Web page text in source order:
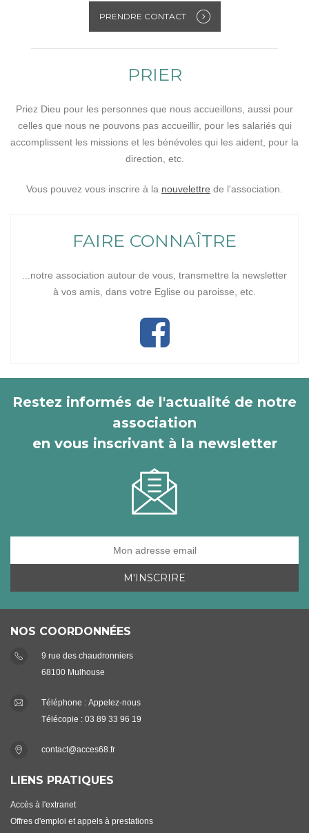
PRENDRE CONTACT
PRIER
Priez Dieu pour les personnes que nous accueillons, aussi pour
celles que nous ne pouvons pas accueillir, pour les salariés qui
accomplissent les missions et les bénévoles qui les aident, pour la
direction, etc.
Vous pouvez vous inscrire à la nouvelettre de l'association.
FAIRE CONNAÎTRE
...notre association autour de vous, transmettre la newsletter
à vos amis, dans votre Eglise ou paroisse, etc.
Restez informés de l'actualité de notre
association
en vous inscrivant à la newsletter
NOS COORDONNÉES
9 rue des chaudronniers
68100 Mulhouse
Téléphone : Appelez-nous
Télécopie : 03 89 33 96 19
contact@acces68.fr
LIENS PRATIQUES
Accès à l'extranet
Offres d'emploi et appels à prestations